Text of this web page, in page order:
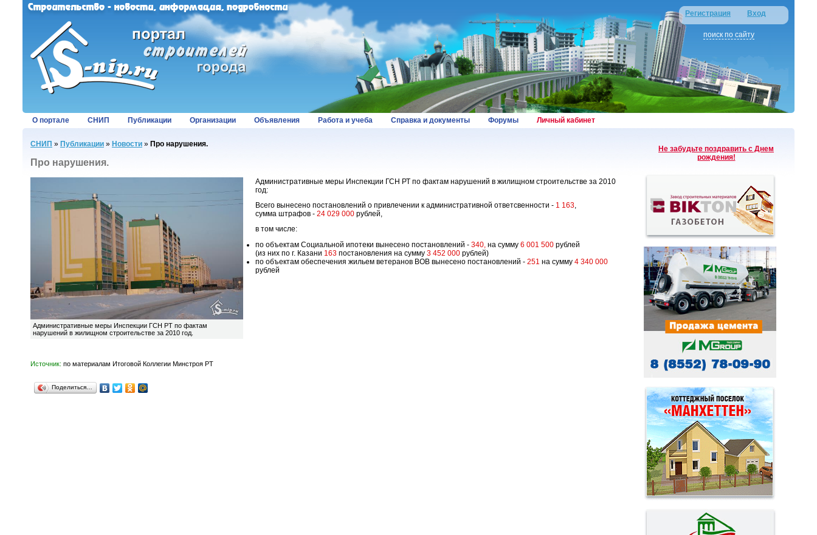
Регистрация Вход
поиск по сайту
О портале СНИП Публикации Организации Объявления Работа и учеба Справка и документы Форумы Личный кабинет
СНИП » Публикации » Новости » Про нарушения.
Про нарушения.
Административные меры Инспекции ГСН РТ по фактам
нарушений в жилищном строительстве за 2010 год.
Административные меры Инспекции ГСН РТ по фактам нарушений в жилищном строительстве за 2010
год:
Всего вынесено постановлений о привлечении к административной ответсвенности - 1 163,
сумма штрафов - 24 029 000 рублей,
в том числе:
по объектам Социальной ипотеки вынесено постановлений - 340, на сумму 6 001 500 рублей
(из них по г. Казани 163 постановления на сумму 3 452 000 рублей)
по объектам обеспечения жильем ветеранов ВОВ вынесено постановлений - 251 на сумму 4 340 000
рублей
Источник: по материалам Итоговой Коллегии Минстроя РТ
Поделиться…
Не забудьте поздравить с Днем
рождения!